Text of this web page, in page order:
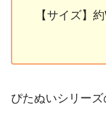
【サイズ】
ぴたぬいシリー